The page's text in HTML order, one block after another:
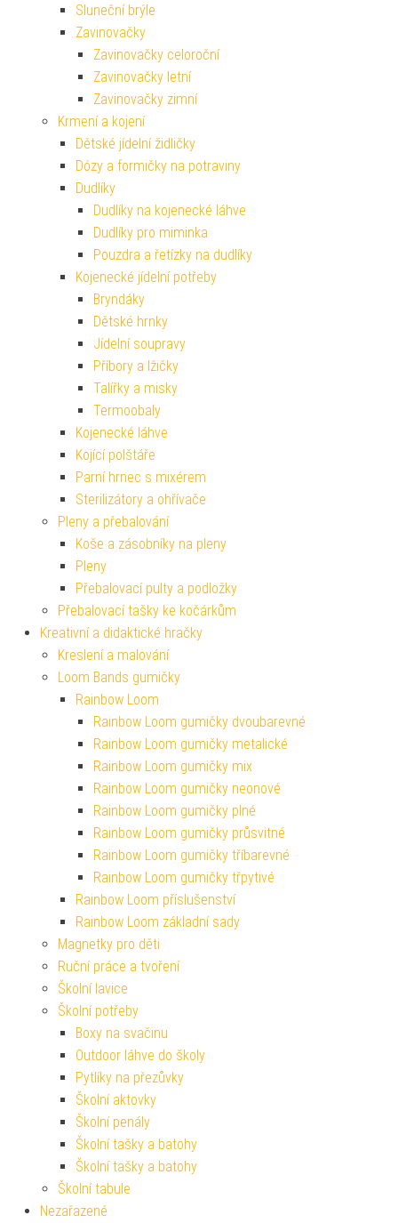
Sluneční brýle
Zavinovačky
Zavinovačky celoroční
Zavinovačky letní
Zavinovačky zimní
Krmení a kojení
Dětské jídelní židličky
Dózy a formičky na potraviny
Dudlíky
Dudlíky na kojenecké láhve
Dudlíky pro miminka
Pouzdra a řetízky na dudlíky
Kojenecké jídelní potřeby
Bryndáky
Dětské hrnky
Jídelní soupravy
Příbory a lžičky
Talířky a misky
Termoobaly
Kojenecké láhve
Kojící polštáře
Parní hrnec s mixérem
Sterilizátory a ohřívače
Pleny a přebalování
Koše a zásobníky na pleny
Pleny
Přebalovací pulty a podložky
Přebalovací tašky ke kočárkům
Kreativní a didaktické hračky
Kreslení a malování
Loom Bands gumičky
Rainbow Loom
Rainbow Loom gumičky dvoubarevné
Rainbow Loom gumičky metalické
Rainbow Loom gumičky mix
Rainbow Loom gumičky neonové
Rainbow Loom gumičky plné
Rainbow Loom gumičky průsvitné
Rainbow Loom gumičky tříbarevné
Rainbow Loom gumičky třpytivé
Rainbow Loom příslušenství
Rainbow Loom základní sady
Magnetky pro děti
Ruční práce a tvoření
Školní lavice
Školní potřeby
Boxy na svačinu
Outdoor láhve do školy
Pytlíky na přezůvky
Školní aktovky
Školní penály
Školní tašky a batohy
Školní tašky a batohy
Školní tabule
Nezařazené